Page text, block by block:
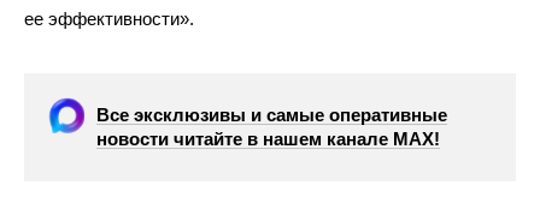
ее эффективности».
Все эксклюзивы и самые оперативные
новости читайте в нашем канале МАХ!